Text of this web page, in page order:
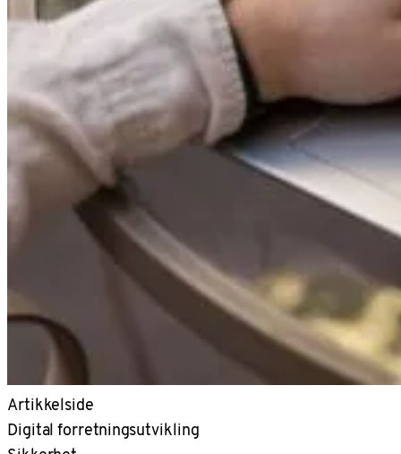
Artikkelside
Digital forretningsutvikling